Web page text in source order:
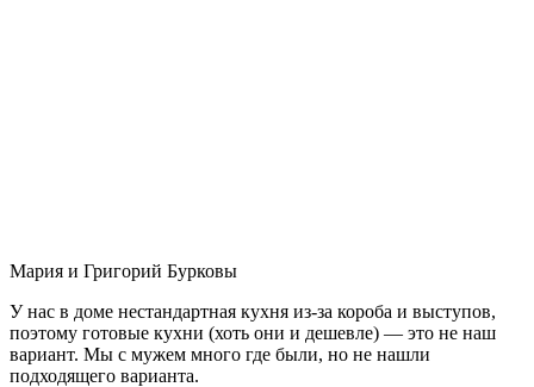
Мария и Григорий Бурковы
У нас в доме нестандартная кухня из-за короба и выступов,
поэтому готовые кухни (хоть они и дешевле) — это не наш
вариант. Мы с мужем много где были, но не нашли
подходящего варианта.